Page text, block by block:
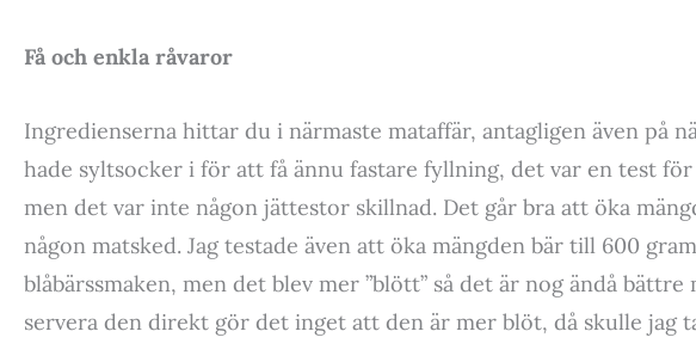
Få och enkla råvaror
Ingredienserna hittar du i närmaste mataffär, antagligen även på
hade syltsocker i för att få ännu fastare fyllning, det var en test
men det var inte någon jättestor skillnad. Det går bra att öka
någon matsked. Jag testade även att öka mängden bär till 600
blåbärssmaken, men det blev mer ”blött” så det är nog ändå bättre
servera den direkt gör det inget att den är mer blöt, då skulle jag